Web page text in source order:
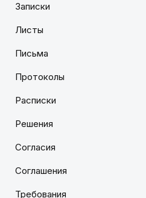
Записки
Листы
Письма
Протоколы
Расписки
Решения
Согласия
Соглашения
Требования